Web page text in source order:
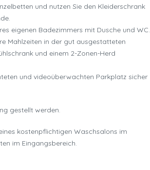
und nutzen Sie den Kleiderschrank
eigenen Badezimmers mit Dusche und WC.
Mahlzeiten in der gut ausgestatteten
und einem 2-Zonen-Herd
und videoüberwachten Parkplatz sicher
gestellt werden.
kostenpflichtigen Waschsalons im
im Eingangsbereich.